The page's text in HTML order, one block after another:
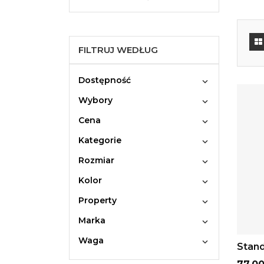
FILTRUJ WEDŁUG
Dostępność

Wybory

Cena

Kategorie

Rozmiar

Kolor

Property

Marka

Waga
